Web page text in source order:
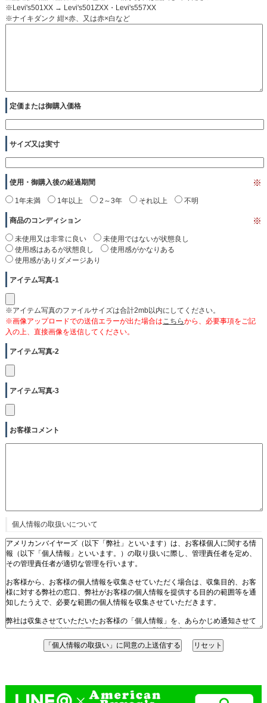
※Levi's501XX → Levi's501ZXX・Levi's557XX
※ナイキダンク 紺×赤、又は赤×白など
定価または御購入価格
サイズ又は実寸
使用・御購入後の経過期間 ※
1年未満 1年以上 2～3年 それ以上 不明
商品のコンディション ※
未使用又は非常に良い
未使用ではないが状態良し
使用感はあるが状態良し
使用感がかなりある
使用感がありダメージあり
アイテム写真-1
※アイテム写真のファイルサイズは合計2mb以内にしてください。
※画像アップロードでの送信エラーが出た場合は こちらから、必要事項をご記
入の上、直接画像を送信してください。
アイテム写真-2
アイテム写真-3
お客様コメント
個人情報の取扱いについて